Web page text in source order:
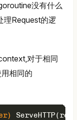
没有什么
理Request的逻
对于相同
相同的